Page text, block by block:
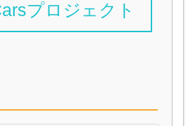
プロジェクト